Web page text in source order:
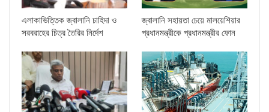
এলাকাভিত্তিক জ্বালানি চাহিদা ও
সরবরাহের চিত্র তৈরির নির্দেশ
জ্বালানি সহায়তা চেয়ে মালয়েশিয়ার
প্রধানমন্ত্রীকে প্রধানমন্ত্রীর ফোন